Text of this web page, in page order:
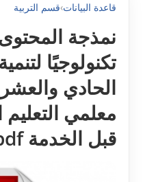
قاعدة البيانات›قسم التربية
نمذجة المحتوى
تکنولوجيًا
الحادي
معلمي
قبل الخدمة pdf